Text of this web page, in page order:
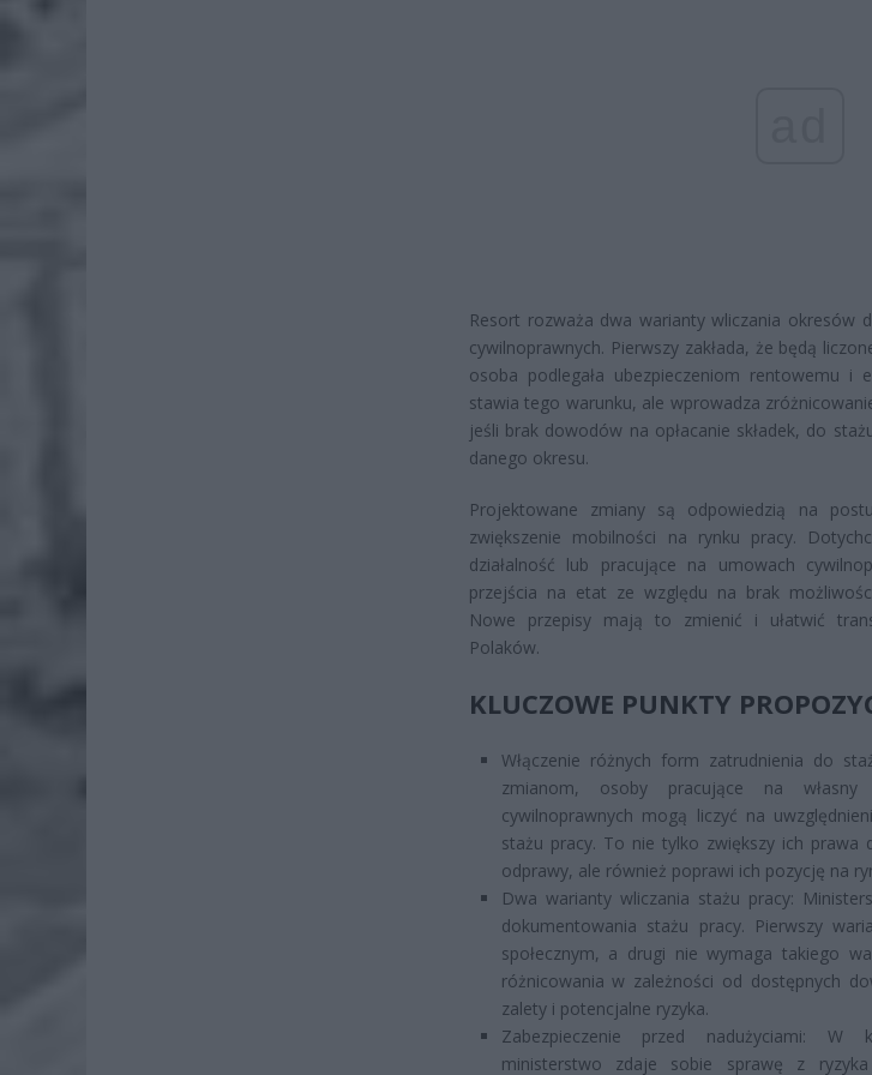
Resort rozważa dwa warianty wliczania okresów
cywilnoprawnych. Pierwszy zakłada, że będą
osoba podlegała ubezpieczeniom rentowemu i
stawia tego warunku, ale wprowadza
jeśli brak dowodów na opłacanie składek, do
danego okresu.
Projektowane zmiany są odpowiedzią na
zwiększenie mobilności na rynku pracy.
działalność lub pracujące na umowach
przejścia na etat ze względu na brak
Nowe przepisy mają to zmienić i ułatwić
Polaków.
KLUCZOWE PUNKTY
Włączenie różnych form zatrudnienia do
zmianom, osoby pracujące na
cywilnoprawnych mogą liczyć na
stażu pracy. To nie tylko zwiększy ich prawa
odprawy, ale również poprawi ich pozycję na
Dwa warianty wliczania stażu pracy:
dokumentowania stażu pracy. Pierwszy
społecznym, a drugi nie wymaga takiego
różnicowania w zależności od dostępnych
zalety i potencjalne ryzyka.
Zabezpieczenie przed nadużyciami: W
ministerstwo zdaje sobie sprawę z